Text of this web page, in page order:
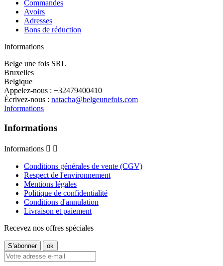
Commandes
Avoirs
Adresses
Bons de réduction
Informations
Belge une fois SRL
Bruxelles
Belgique
Appelez-nous : +32479400410
Écrivez-nous : natacha@belgeunefois.com
Informations
Informations
Informations  
Conditions générales de vente (CGV)
Respect de l'environnement
Mentions légales
Politique de confidentialité
Conditions d'annulation
Livraison et paiement
Recevez nos offres spéciales